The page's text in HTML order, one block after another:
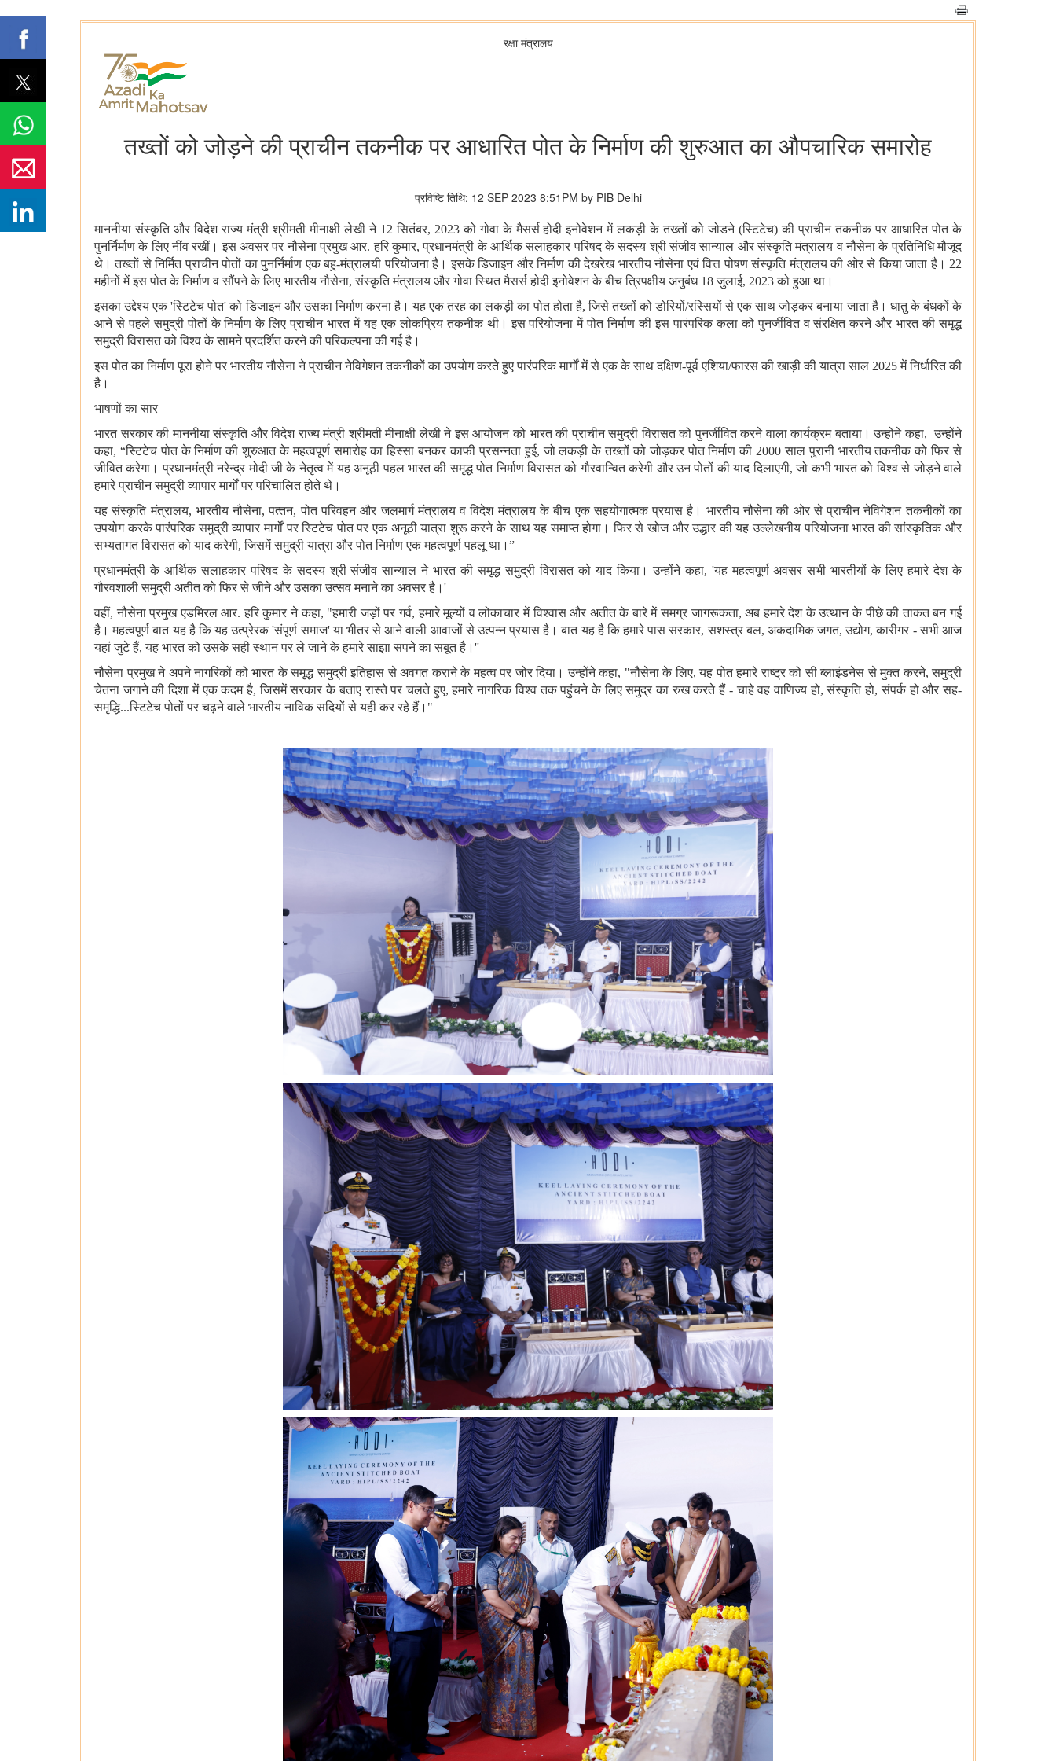
रक्षा मंत्रालय
तख्तों को जोड़ने की प्राचीन तकनीक पर आधारित पोत के निर्माण की शुरुआत का औपचारिक समारोह
प्रविष्टि तिथि: 12 SEP 2023 8:51PM by PIB Delhi
माननीया संस्कृति और विदेश राज्य मंत्री श्रीमती मीनाक्षी लेखी ने 12 सितंबर, 2023 को गोवा के मैसर्स होदी इनोवेशन में लकड़ी के तख्तों को जोडने (स्टिटेच) की प्राचीन तकनीक पर आधारित पोत के
पुनर्निर्माण के लिए नींव रखीं। इस अवसर पर नौसेना प्रमुख आर. हरि कुमार, प्रधानमंत्री के आर्थिक सलाहकार परिषद के सदस्य श्री संजीव सान्याल और संस्कृति मंत्रालय व नौसेना के प्रतिनिधि मौजूद
थे। तख्तों से निर्मित प्राचीन पोतों का पुनर्निर्माण एक बहु-मंत्रालयी परियोजना है। इसके डिजाइन और निर्माण की देखरेख भारतीय नौसेना एवं वित्त पोषण संस्कृति मंत्रालय की ओर से किया जाता है। 22
महीनों में इस पोत के निर्माण व सौंपने के लिए भारतीय नौसेना, संस्कृति मंत्रालय और गोवा स्थित मैसर्स होदी इनोवेशन के बीच त्रिपक्षीय अनुबंध 18 जुलाई, 2023 को हुआ था।
इसका उद्देश्य एक 'स्टिटेच पोत' को डिजाइन और उसका निर्माण करना है। यह एक तरह का लकड़ी का पोत होता है, जिसे तख्तों को डोरियों/रस्सियों से एक साथ जोड़कर बनाया जाता है। धातु के बंधकों के
आने से पहले समुद्री पोतों के निर्माण के लिए प्राचीन भारत में यह एक लोकप्रिय तकनीक थी। इस परियोजना में पोत निर्माण की इस पारंपरिक कला को पुनर्जीवित व संरक्षित करने और भारत की समृद्ध
समुद्री विरासत को विश्व के सामने प्रदर्शित करने की परिकल्पना की गई है।
इस पोत का निर्माण पूरा होने पर भारतीय नौसेना ने प्राचीन नेविगेशन तकनीकों का उपयोग करते हुए पारंपरिक मार्गों में से एक के साथ दक्षिण-पूर्व एशिया/फारस की खाड़ी की यात्रा साल 2025 में निर्धारित की
है।
भाषणों का सार
भारत सरकार की माननीया संस्कृति और विदेश राज्य मंत्री श्रीमती मीनाक्षी लेखी ने इस आयोजन को भारत की प्राचीन समुद्री विरासत को पुनर्जीवित करने वाला कार्यक्रम बताया। उन्होंने कहा, उन्होंने
कहा, “स्टिटेच पोत के निर्माण की शुरुआत के महत्वपूर्ण समारोह का हिस्सा बनकर काफी प्रसन्नता हुई, जो लकड़ी के तख्तों को जोड़कर पोत निर्माण की 2000 साल पुरानी भारतीय तकनीक को फिर से
जीवित करेगा। प्रधानमंत्री नरेन्द्र मोदी जी के नेतृत्व में यह अनूठी पहल भारत की समृद्ध पोत निर्माण विरासत को गौरवान्वित करेगी और उन पोतों की याद दिलाएगी, जो कभी भारत को विश्व से जोड़ने वाले
हमारे प्राचीन समुद्री व्यापार मार्गों पर परिचालित होते थे।
यह संस्कृति मंत्रालय, भारतीय नौसेना, पत्‍तन, पोत परिवहन और जलमार्ग मंत्रालय व विदेश मंत्रालय के बीच एक सहयोगात्मक प्रयास है। भारतीय नौसेना की ओर से प्राचीन नेविगेशन तकनीकों का
उपयोग करके पारंपरिक समुद्री व्यापार मार्गों पर स्टिटेच पोत पर एक अनूठी यात्रा शुरू करने के साथ यह समाप्त होगा। फिर से खोज और उद्धार की यह उल्लेखनीय परियोजना भारत की सांस्कृतिक और
सभ्यतागत विरासत को याद करेगी, जिसमें समुद्री यात्रा और पोत निर्माण एक महत्वपूर्ण पहलू था।”
प्रधानमंत्री के आर्थिक सलाहकार परिषद के सदस्य श्री संजीव सान्याल ने भारत की समृद्ध समुद्री विरासत को याद किया। उन्होंने कहा, 'यह महत्वपूर्ण अवसर सभी भारतीयों के लिए हमारे देश के
गौरवशाली समुद्री अतीत को फिर से जीने और उसका उत्सव मनाने का अवसर है।'
वहीं, नौसेना प्रमुख एडमिरल आर. हरि कुमार ने कहा, "हमारी जड़ों पर गर्व, हमारे मूल्यों व लोकाचार में विश्वास और अतीत के बारे में समग्र जागरूकता, अब हमारे देश के उत्थान के पीछे की ताकत बन गई
है। महत्वपूर्ण बात यह है कि यह उत्प्रेरक 'संपूर्ण समाज' या भीतर से आने वाली आवाजों से उत्पन्न प्रयास है। बात यह है कि हमारे पास सरकार, सशस्त्र बल, अकदामिक जगत, उद्योग, कारीगर - सभी आज
यहां जुटे हैं, यह भारत को उसके सही स्थान पर ले जाने के हमारे साझा सपने का सबूत है।''
नौसेना प्रमुख ने अपने नागरिकों को भारत के समृद्ध समुद्री इतिहास से अवगत कराने के महत्व पर जोर दिया। उन्होंने कहा, "नौसेना के लिए, यह पोत हमारे राष्ट्र को सी ब्लाइंडनेस से मुक्त करने, समुद्री
चेतना जगाने की दिशा में एक कदम है, जिसमें सरकार के बताए रास्ते पर चलते हुए, हमारे नागरिक विश्व तक पहुंचने के लिए समुद्र का रुख करते हैं - चाहे वह वाणिज्य हो, संस्कृति हो, संपर्क हो और सह-
समृद्धि...स्टिटेच पोतों पर चढ़ने वाले भारतीय नाविक सदियों से यही कर रहे हैं।"